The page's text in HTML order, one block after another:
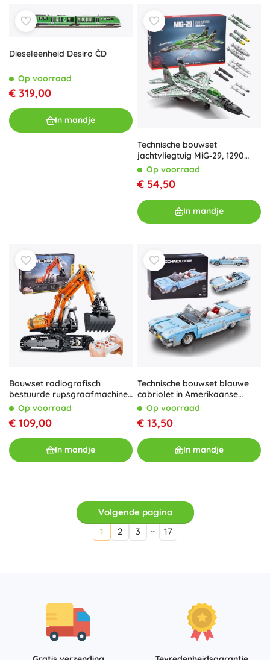
Dieseleenheid Desiro ČD
Op voorraad
€ 319,00
In mandje
Technische bouwset
jachtvliegtuig MiG‑29, 1290
stukjes
Op voorraad
€ 54,50
In mandje
Bouwset radiografisch
bestuurde rupsgraafmachine
1106 onderdelen
Op voorraad
€ 109,00
In mandje
Technische bouwset blauwe
cabriolet in Amerikaanse
retrostijl, 308 onderdelen
Op voorraad
€ 13,50
In mandje
Volgende pagina
1
2 3 … 17